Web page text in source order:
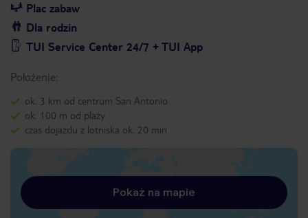
Plac zabaw
Dla rodzin
TUI Service Center 24/7 + TUI App
Położenie:
ok. 3 km od centrum San Antonio
ok. 100 m od plaży
czas dojazdu z lotniska ok. 20 min
Pokaż na mapie